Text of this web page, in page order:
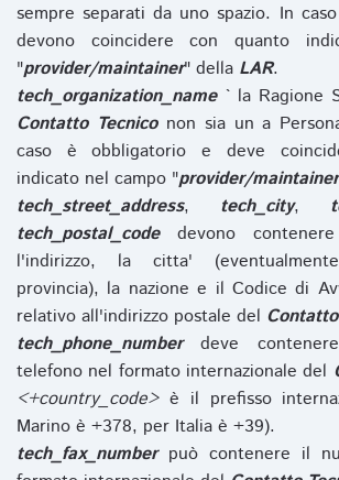
sempre separati da uno spazio. In
devono coincidere con quanto
"provider/maintainer" della LAR.
tech_organization_name` la Ragione
Contatto Tecniconon sia un a
caso è obbligatorio e deve
indicato nel campo "provider/maintainer
tech_street_address, tech_city,
tech_postal_codedevono contenere
l'indirizzo, la citta'
provincia), la nazione e il Codice di
relativo all'indirizzo postale del
tech_phone_numberdeve
telefono nel formato internazionale del
<+country_code>è il prefisso
Marino è +378, per Italia è +39).
tech_fax_numberpuò contenere il